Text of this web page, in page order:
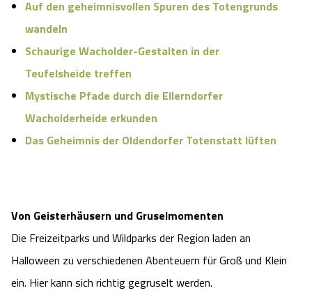
Angebote
Unterkünfte
Naturhotels
Urlaub auf dem Bauernhof
Ralf Schumacher Kart & Bowl
Das verrückte Haus
Battle Kart Bispingen
Ausflugsziele
Auf den geheimnisvollen Spuren des Totengrunds
wandeln
Schaurige Wacholder-Gestalten in der
Teufelsheide treffen
Mystische Pfade durch die Ellerndorfer
Wacholderheide erkunden
Das Geheimnis der Oldendorfer Totenstatt lüften
Von Geisterhäusern und Gruselmomenten
Die Freizeitparks und Wildparks der Region laden an
Halloween zu verschiedenen Abenteuern für Groß und Klein
ein. Hier kann sich richtig gegruselt werden.